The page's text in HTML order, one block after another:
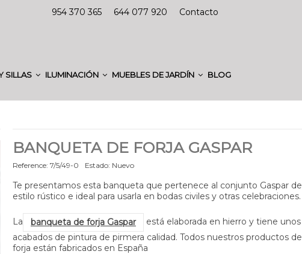
954 370 365 644 077 920 Contacto
SILLAS ILUMINACIÓN MUEBLES DE JARDÍN BLOG
BANQUETA DE FORJA GASPAR
Reference: 7/5/49-0 Estado: Nuevo
Te presentamos esta banqueta que pertenece al conjunto Gaspar de
estilo rústico e ideal para usarla en bodas civiles y otras celebraciones.
La banqueta de forja Gaspar
está elaborada en hierro y tiene unos
acabados de pintura de pirmera calidad. Todos nuestros productos de
forja están fabricados en España